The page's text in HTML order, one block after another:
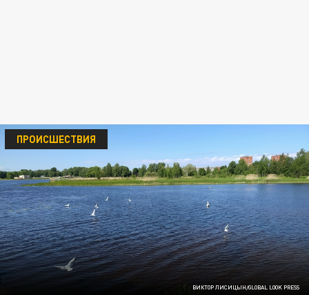
ВИКТОР ЛИСИЦЫН/GLOBAL LOOK PRESS
ПРОИСШЕСТВИЯ